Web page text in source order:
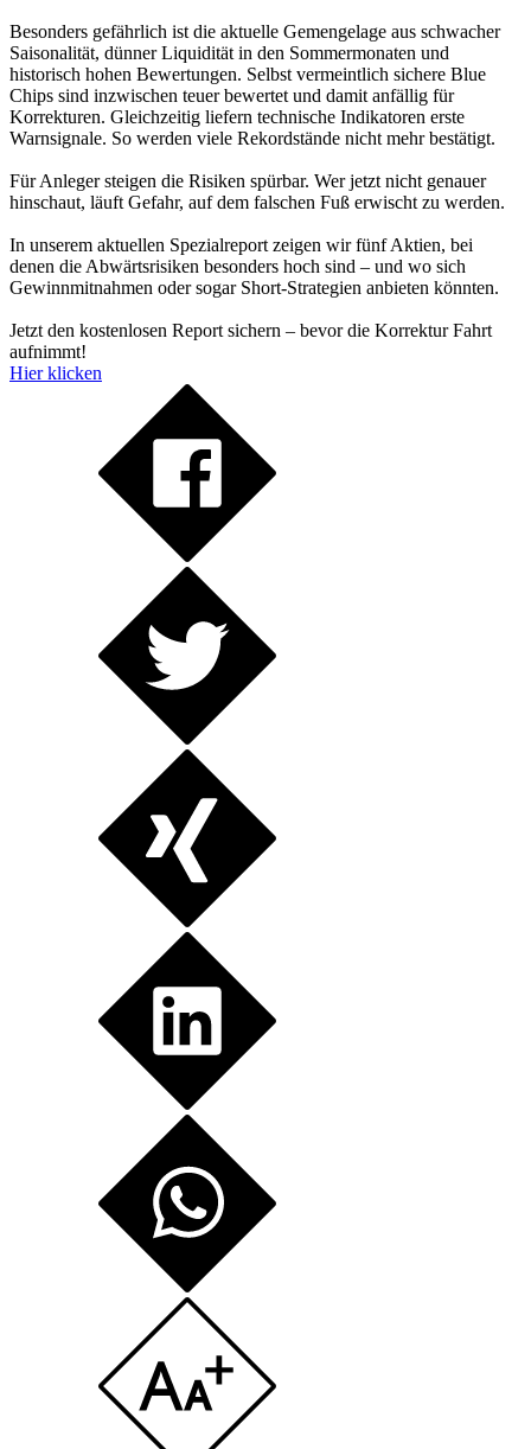
Besonders gefährlich ist die aktuelle Gemengelage aus schwacher
Saisonalität, dünner Liquidität in den Sommermonaten und
historisch hohen Bewertungen. Selbst vermeintlich sichere Blue
Chips sind inzwischen teuer bewertet und damit anfällig für
Korrekturen. Gleichzeitig liefern technische Indikatoren erste
Warnsignale. So werden viele Rekordstände nicht mehr bestätigt.
Für Anleger steigen die Risiken spürbar. Wer jetzt nicht genauer
hinschaut, läuft Gefahr, auf dem falschen Fuß erwischt zu werden.
In unserem aktuellen Spezialreport zeigen wir fünf Aktien, bei
denen die Abwärtsrisiken besonders hoch sind – und wo sich
Gewinnmitnahmen oder sogar Short-Strategien anbieten könnten.
Jetzt den kostenlosen Report sichern – bevor die Korrektur Fahrt
aufnimmt!
Hier klicken